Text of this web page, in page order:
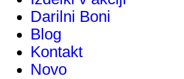
Darilni Boni
Blog
Kontakt
Novo